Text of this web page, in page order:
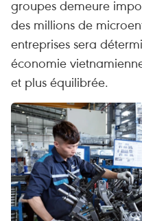
groupes demeure
des millions de
entreprises sera
économie
et plus équilibrée.